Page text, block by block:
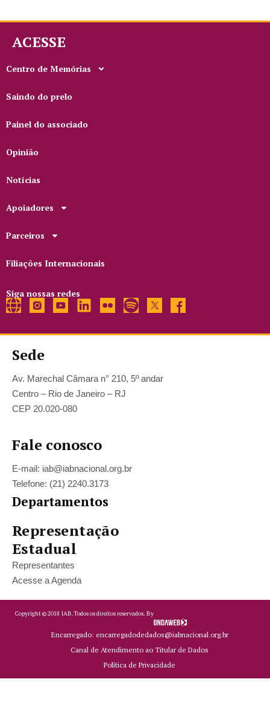
ACESSE
Centro de Memórias
Saindo do prelo
Painel do associado
Opinião
Notícias
Apoiadores
Parceiros
Filiações Internacionais
Siga nossas redes
Sede
Av. Marechal Câmara n° 210, 5º andar
Centro – Rio de Janeiro – RJ
CEP 20.020-080
Fale conosco
E-mail: iab@iabnacional.org.br
Telefone: (21) 2240.3173
Departamentos
Representação
Estadual
Representantes
Acesse a Agenda
Copyright ©2018 IAB.Todos os direitos reservados. By
Encarregado: encarregadodedados@iabnacional.org.br
Canal de Atendimento ao Titular de Dados
Política de Privacidade